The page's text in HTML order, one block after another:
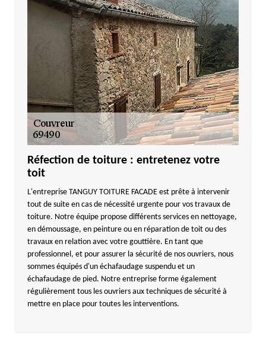
Réfection de toiture : entretenez votre
toit
L'entreprise TANGUY TOITURE FACADE est prête à intervenir
tout de suite en cas de nécessité urgente pour vos travaux de
toiture. Notre équipe propose différents services en nettoyage,
en démoussage, en peinture ou en réparation de toit ou des
travaux en relation avec votre gouttière. En tant que
professionnel, et pour assurer la sécurité de nos ouvriers, nous
sommes équipés d'un échafaudage suspendu et un
échafaudage de pied. Notre entreprise forme également
régulièrement tous les ouvriers aux techniques de sécurité à
mettre en place pour toutes les interventions.